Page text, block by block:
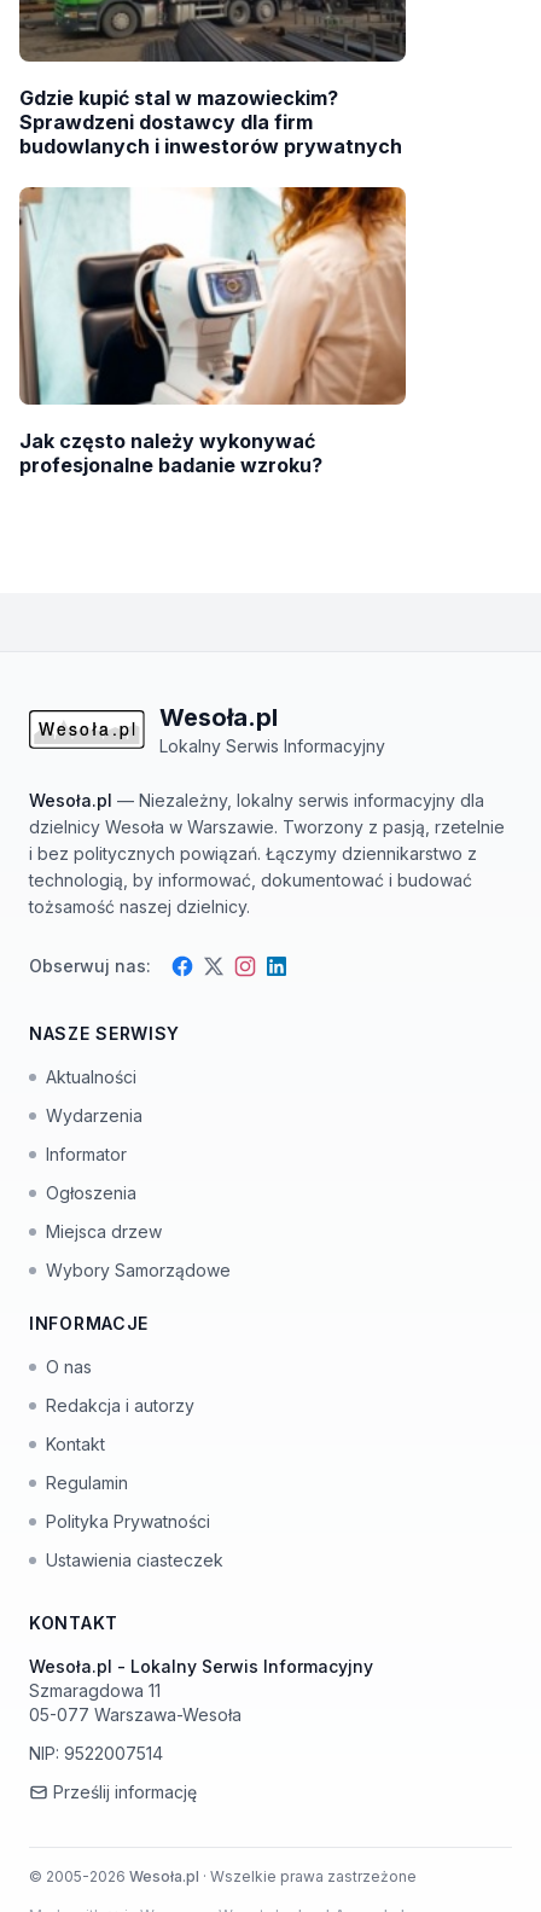
Gdzie kupić stal w mazowieckim?
Sprawdzeni dostawcy dla firm
budowlanych i inwestorów prywatnych
Jak często należy wykonywać
profesjonalne badanie wzroku?
Wesoła.pl
Lokalny Serwis Informacyjny
Wesoła.pl — Niezależny, lokalny serwis informacyjny dla
dzielnicy Wesoła w Warszawie. Tworzony z pasją, rzetelnie
i bez politycznych powiązań. Łączymy dziennikarstwo z
technologią, by informować, dokumentować i budować
tożsamość naszej dzielnicy.
Obserwuj nas: Facebook
TwitterInstagram
LinkedIn
NASZE SERWISY
Aktualności
Wydarzenia
Informator
Ogłoszenia
Miejsca drzew
Wybory Samorządowe
INFORMACJE
O nas
Redakcja i autorzy
Kontakt
Regulamin
Polityka Prywatności
Ustawienia ciasteczek
KONTAKT
Wesoła.pl - Lokalny Serwis Informacyjny
Szmaragdowa 11
05-077 Warszawa-Wesoła
NIP: 9522007514
Prześlij informację
© 2005-2026 Wesoła.pl · Wszelkie prawa zastrzeżone